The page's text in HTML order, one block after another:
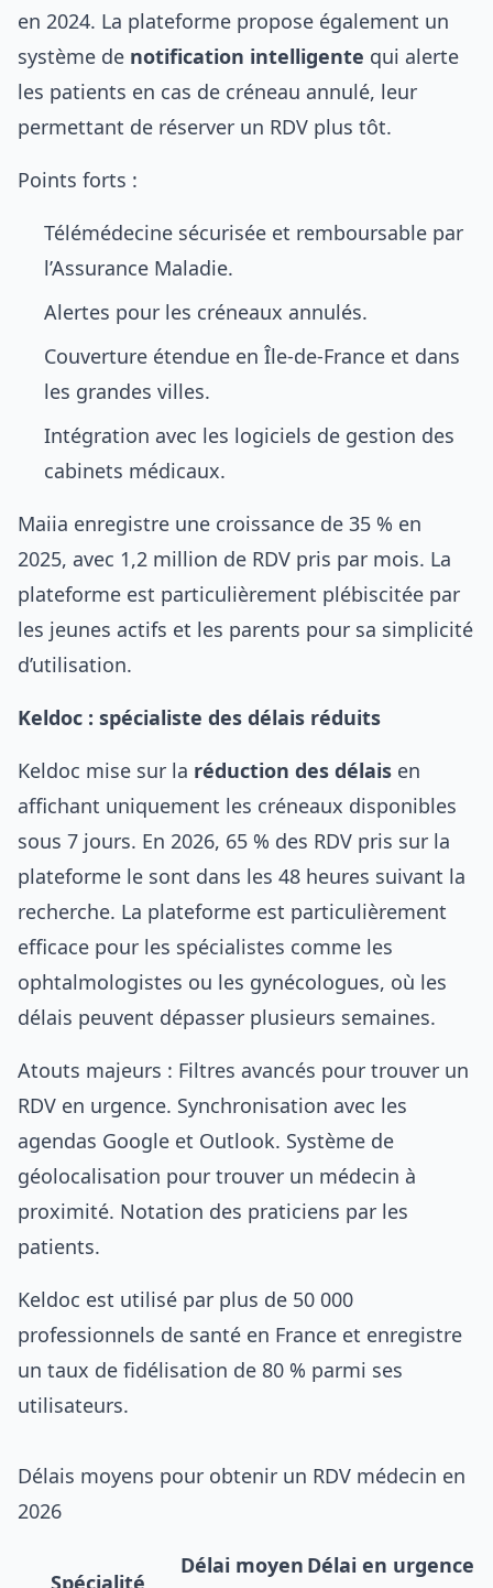
en 2024. La plateforme propose également un
système de notification intelligente qui alerte
les patients en cas de créneau annulé, leur
permettant de réserver un RDV plus tôt.
Points forts :
Télémédecine sécurisée et remboursable par
l’Assurance Maladie.
Alertes pour les créneaux annulés.
Couverture étendue en Île-de-France et dans
les grandes villes.
Intégration avec les logiciels de gestion des
cabinets médicaux.
Maiia enregistre une croissance de 35 % en
2025, avec 1,2 million de RDV pris par mois. La
plateforme est particulièrement plébiscitée par
les jeunes actifs et les parents pour sa simplicité
d’utilisation.
Keldoc : spécialiste des délais réduits
Keldoc mise sur la réduction des délais en
affichant uniquement les créneaux disponibles
sous 7 jours. En 2026, 65 % des RDV pris sur la
plateforme le sont dans les 48 heures suivant la
recherche. La plateforme est particulièrement
efficace pour les spécialistes comme les
ophtalmologistes ou les gynécologues, où les
délais peuvent dépasser plusieurs semaines.
Atouts majeurs : Filtres avancés pour trouver un
RDV en urgence. Synchronisation avec les
agendas Google et Outlook. Système de
géolocalisation pour trouver un médecin à
proximité. Notation des praticiens par les
patients.
Keldoc est utilisé par plus de 50 000
professionnels de santé en France et enregistre
un taux de fidélisation de 80 % parmi ses
utilisateurs.
Délais moyens pour obtenir un RDV médecin en
2026
Spécialité
Délai moyen Délai en urgence